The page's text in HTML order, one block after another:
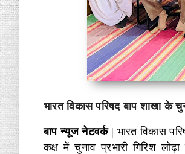
भारत विकास परिषद बाप शाखा के
बाप न्यूज नेटवर्क| भारत विकास
कक्ष में चुनाव प्रभारी गिरिश